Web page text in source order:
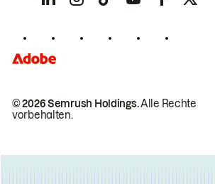
© 2026 Semrush Holdings.Alle Rechte
vorbehalten.